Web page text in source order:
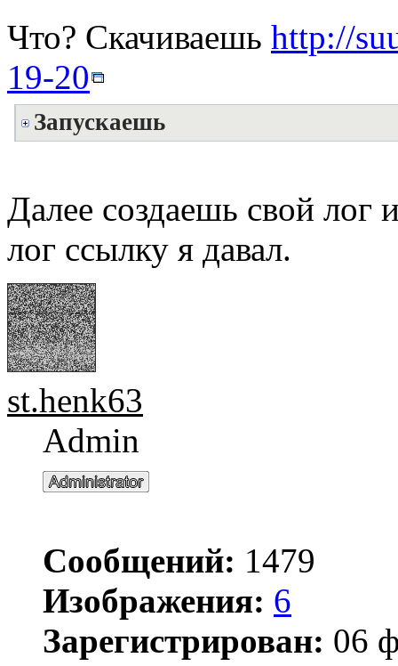
Что? Скачиваешь http://
19-20
Запускаешь
Далее создаешь свой лог
лог ссылку я давал.
st.henk63
Admin
Сообщений: 1479
Изображения: 6
Зарегистрирован: 06